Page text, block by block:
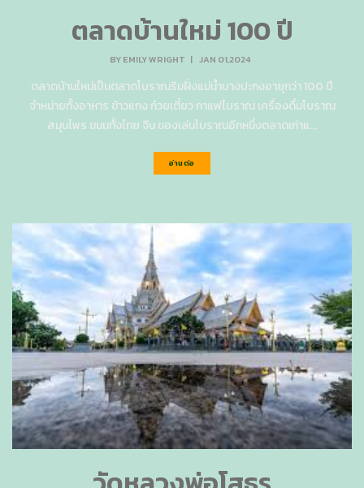
ตลาดบ้านใหม่ 100 ปี
BYEMILY WRIGHT | JAN 01,2024
ตลาดบ้านใหม่เป็นตลาดโบราณริมฝั่งแม่น้ำบางปะกงอายุกว่า 100 ปี
จำหน่ายทั้งอาหาร ข้าวแกง ก๋วยเตี๋ยว กาแฟโบราณ เครื่องดื่มโบราณ
สมุนไพร ขนมทั้งไทย จีน ของเล่นโบราณอีกหนึ่งตลาดเก่าแ...
อ่านต่อ